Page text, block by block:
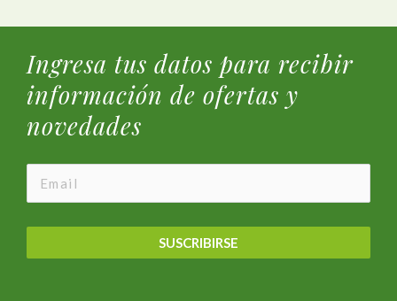
Ingresa tus datos para recibir
información de ofertas y
novedades
SUSCRIBIRSE